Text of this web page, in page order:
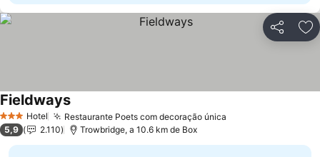
Partilhar
3 EstrelasHotel Restaurante Poets com decoração única
Fieldways
5,9 2.110 Trowbridge, a 10.6 km de Box